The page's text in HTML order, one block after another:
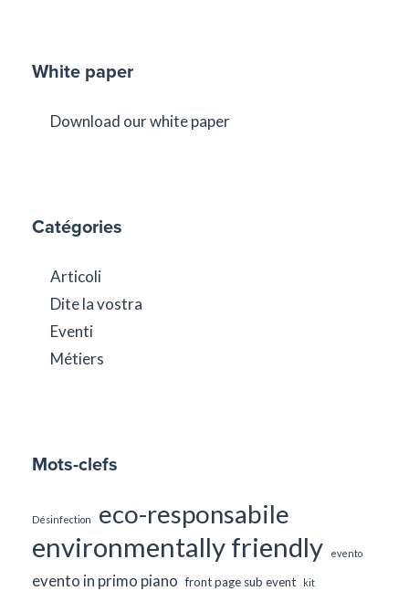
White paper
Download our white paper
Catégories
Articoli
Dite la vostra
Eventi
Métiers
Mots-clefs
Désinfection eco-responsabile
environmentally friendly evento
evento in primo piano front page sub event kit